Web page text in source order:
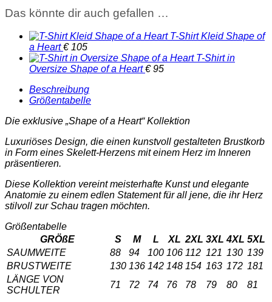
Menge
Das könnte dir auch gefallen …
T-Shirt Kleid Shape of
a Heart €105
T-Shirt in
Oversize Shape of a Heart €95
Beschreibung
Größentabelle
Die exklusive „Shape of a Heart“ Kollektion
Luxuriöses Design, die einen kunstvoll gestalteten Brustkorb
in Form eines Skelett-Herzens mit einem Herz im Inneren
präsentieren.
Diese Kollektion vereint meisterhafte Kunst und elegante
Anatomie zu einem edlen Statement für all jene, die ihr Herz
stilvoll zur Schau tragen möchten.
Größentabelle
GRÖßE
S M L XL 2XL 3XL 4XL 5XL
SAUMWEITE
88 94 100 106 112 121 130 139
BRUSTWEITE
130 136 142 148 154 163 172 181
LÄNGE VON
SCHULTER
71 72 74 76 78 79 80 81